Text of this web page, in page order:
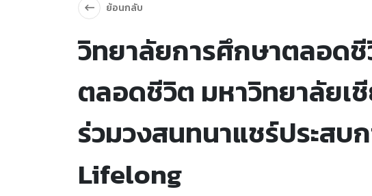
ย้อนกลับ
วิทยาลัยการศึกษาตลอด
ตลอดชีวิต มหาวิทยาลัยเ
ร่วมวงสนทนาแชร์ประสบ
Lifelong